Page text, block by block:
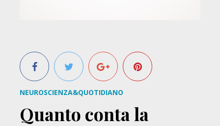
NEUROSCIENZA&QUOTIDIANO
Quanto conta la